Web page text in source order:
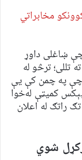
مخابراتي
ښاغلی داوړ
تللی؛ ترڅو له
په چمن کې یې
کمیټې له‌خوا
راتګ له اعلان
شوي